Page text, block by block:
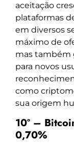
aceitação
plataformas
em diversos
máximo de
mas também
para novos
como
sua origem
10º –
0,70%